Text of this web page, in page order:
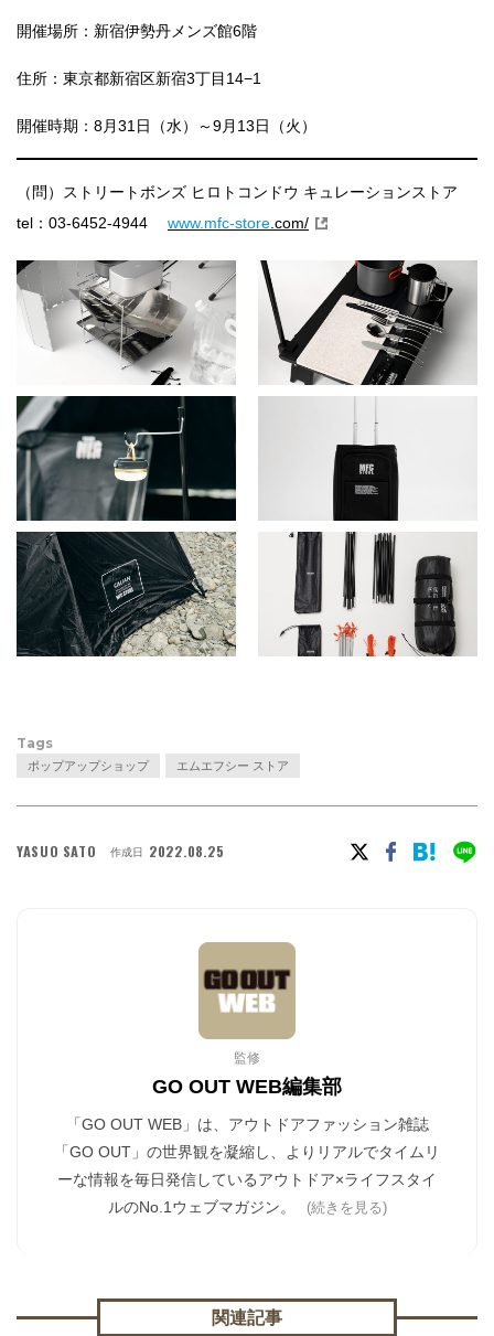
開催場所：新宿伊勢丹メンズ館6階
住所：東京都新宿区新宿3丁目14−1
開催時期：8月31日（水）～9月13日（火）
（問）ストリートボンズ ヒロトコンドウ キュレーションストア
tel：03-6452-4944 www.mfc-store .com/
Tags
ポップアップショップ エムエフシー ストア
YASUO SATO 作成日 2022.08.25
監修
GO OUT WEB編集部
「GO OUT WEB」は、アウトドアファッション雑誌
「GO OUT」の世界観を凝縮し、よりリアルでタイムリ
ーな情報を毎日発信しているアウトドア×ライフスタイ
ルのNo.1ウェブマガジン。
(続きを見る)
関連記事